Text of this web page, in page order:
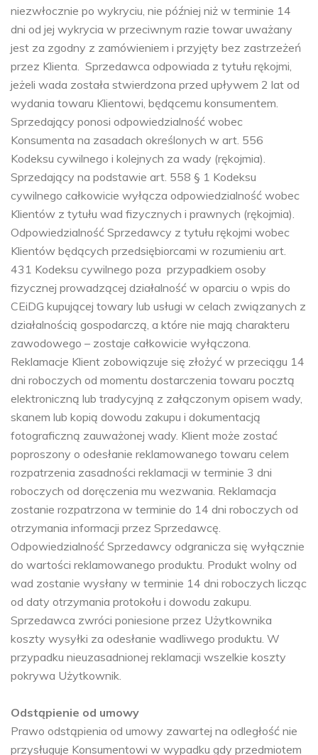
niezwłocznie po wykryciu, nie później niż w terminie 14
dni od jej wykrycia w przeciwnym razie towar uważany
jest za zgodny z zamówieniem i przyjęty bez zastrzeżeń
przez Klienta. Sprzedawca odpowiada z tytułu rękojmi,
jeżeli wada została stwierdzona przed upływem 2 lat od
wydania towaru Klientowi, będącemu konsumentem.
Sprzedający ponosi odpowiedzialność wobec
Konsumenta na zasadach określonych w art. 556
Kodeksu cywilnego i kolejnych za wady (rękojmia).
Sprzedający na podstawie art. 558 § 1 Kodeksu
cywilnego całkowicie wyłącza odpowiedzialność wobec
Klientów z tytułu wad fizycznych i prawnych (rękojmia).
Odpowiedzialność Sprzedawcy z tytułu rękojmi wobec
Klientów będących przedsiębiorcami w rozumieniu art.
431 Kodeksu cywilnego poza przypadkiem osoby
fizycznej prowadzącej działalność w oparciu o wpis do
CEiDG kupującej towary lub usługi w celach związanych z
działalnością gospodarczą, a które nie mają charakteru
zawodowego – zostaje całkowicie wyłączona.
Reklamacje Klient zobowiązuje się złożyć w przeciągu 14
dni roboczych od momentu dostarczenia towaru pocztą
elektroniczną lub tradycyjną z załączonym opisem wady,
skanem lub kopią dowodu zakupu i dokumentacją
fotograficzną zauważonej wady. Klient może zostać
poproszony o odesłanie reklamowanego towaru celem
rozpatrzenia zasadności reklamacji w terminie 3 dni
roboczych od doręczenia mu wezwania. Reklamacja
zostanie rozpatrzona w terminie do 14 dni roboczych od
otrzymania informacji przez Sprzedawcę.
Odpowiedzialność Sprzedawcy odgranicza się wyłącznie
do wartości reklamowanego produktu. Produkt wolny od
wad zostanie wysłany w terminie 14 dni roboczych licząc
od daty otrzymania protokołu i dowodu zakupu.
Sprzedawca zwróci poniesione przez Użytkownika
koszty wysyłki za odesłanie wadliwego produktu. W
przypadku nieuzasadnionej reklamacji wszelkie koszty
pokrywa Użytkownik.
Odstąpienie od umowy
Prawo odstąpienia od umowy zawartej na odległość nie
przysługuje Konsumentowi w wypadku gdy przedmiotem